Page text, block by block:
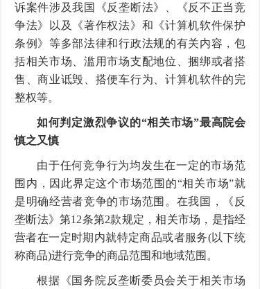
诉案件涉及我国《反垄断法》、《反不正当竞
争法》以及《著作权法》和《计算机软件保护
条例》等多部法律和行政法规的有关内容，包
括相关市场、滥用市场支配地位、捆绑或者搭
售、商业诋毁、搭便车行为、计算机软件的完
整权等。
如何判定激烈争议的“相关市场”最高院会
慎之又慎
由于任何竞争行为均发生在一定的市场范
围内，因此界定这个市场范围的“相关市场”就
是明确经营者竞争的市场范围。在我国，《反
垄断法》第12条第2款规定，相关市场，是指经
营者在一定时期内就特定商品或者服务(以下统
称商品)进行竞争的商品范围和地域范围。
根据《国务院反垄断委员会关于相关市场